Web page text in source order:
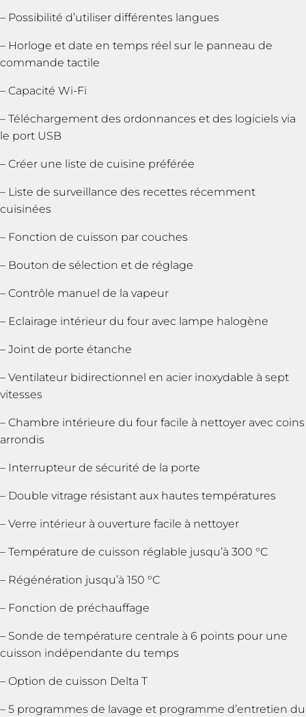
– Possibilité d’utiliser différentes langues
– Horloge et date en temps réel sur le panneau de
commande tactile
– Capacité Wi-Fi
– Téléchargement des ordonnances et des logiciels via
le port USB
– Créer une liste de cuisine préférée
– Liste de surveillance des recettes récemment
cuisinées
– Fonction de cuisson par couches
– Bouton de sélection et de réglage
– Contrôle manuel de la vapeur
– Eclairage intérieur du four avec lampe halogène
– Joint de porte étanche
– Ventilateur bidirectionnel en acier inoxydable à sept
vitesses
– Chambre intérieure du four facile à nettoyer avec coins
arrondis
– Interrupteur de sécurité de la porte
– Double vitrage résistant aux hautes températures
– Verre intérieur à ouverture facile à nettoyer
– Température de cuisson réglable jusqu’à 300 °C
– Régénération jusqu’à 150 °C
– Fonction de préchauffage
– Sonde de température centrale à 6 points pour une
cuisson indépendante du temps
– Option de cuisson Delta T
– 5 programmes de lavage et programme d’entretien du